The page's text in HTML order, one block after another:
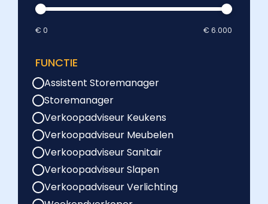
€ 0 € 6.000
FUNCTIE
Assistent Storemanager
Storemanager
Verkoopadviseur Keukens
Verkoopadviseur Meubelen
Verkoopadviseur Sanitair
Verkoopadviseur Slapen
Verkoopadviseur Verlichting